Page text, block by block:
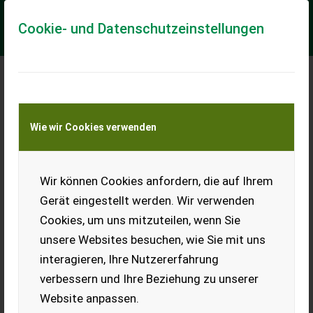
Cookie- und Datenschutzeinstellungen
Wie wir Cookies verwenden
Wir können Cookies anfordern, die auf Ihrem
Gerät eingestellt werden. Wir verwenden
Cookies, um uns mitzuteilen, wenn Sie
unsere Websites besuchen, wie Sie mit uns
interagieren, Ihre Nutzererfahrung
verbessern und Ihre Beziehung zu unserer
Website anpassen.
Meine Transportkostenanfrage
Transport von Land- und Baumaschinen –
KEINE Tiertransporte
Mengele Heugebläse
Gebrauchtmaschine - sehr guter Zustand
- mit Bogen - mit Auswerfer gebraucht aus Vermittlung 13%
MwSt. Das Verkaufste...
EUR 348 inkl. 13% MwSt./Verm.